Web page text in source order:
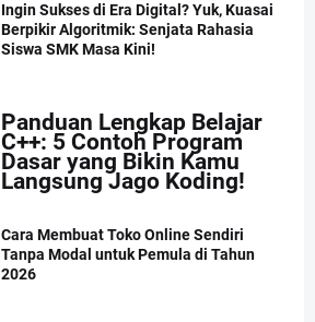
Ingin Sukses di Era Digital? Yuk, Kuasai
Berpikir Algoritmik: Senjata Rahasia
Siswa SMK Masa Kini!
Panduan Lengkap Belajar
C++: 5 Contoh Program
Dasar yang Bikin Kamu
Langsung Jago Koding!
Cara Membuat Toko Online Sendiri
Tanpa Modal untuk Pemula di Tahun
2026